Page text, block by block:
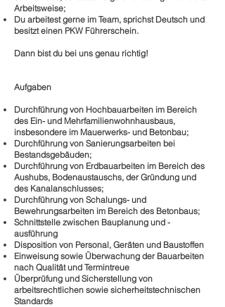
Arbeitsweise;
Du arbeitest gerne im Team, sprichst Deutsch und
besitzt einen PKW Führerschein.
Dann bist du bei uns genau richtig!
Aufgaben
Durchführung von Hochbauarbeiten im Bereich
des Ein- und Mehrfamilienwohnhausbaus,
insbesondere im Mauerwerks- und Betonbau;
Durchführung von Sanierungsarbeiten bei
Bestandsgebäuden;
Durchführung von Erdbauarbeiten im Bereich des
Aushubs, Bodenaustauschs, der Gründung und
des Kanalanschlusses;
Durchführung von Schalungs- und
Bewehrungsarbeiten im Bereich des Betonbaus;
Schnittstelle zwischen Bauplanung und -
ausführung
Disposition von Personal, Geräten und Baustoffen
Einweisung sowie Überwachung der Bauarbeiten
nach Qualität und Termintreue
Überprüfung und Sicherstellung von
arbeitsrechtlichen sowie sicherheitstechnischen
Standards